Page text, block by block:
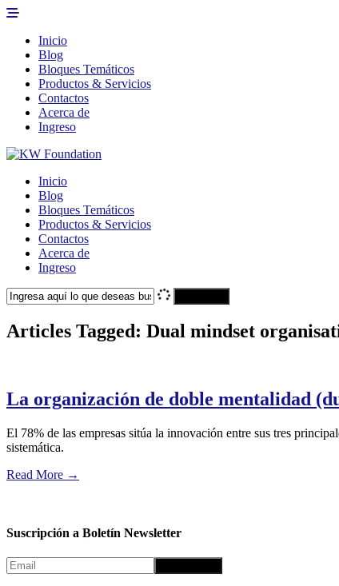
Inicio
Blog
Bloques Temáticos
Productos & Servicios
Contactos
Acerca de
Ingreso
Inicio
Blog
Bloques Temáticos
Productos & Servicios
Contactos
Acerca de
Ingreso
Articles Tagged: Dual mindset
La organización de doble mentalidad
El 78% de las empresas sitúa la innovación entre sus tres
sistemática.
Read More →
Suscripción a Boletín Newsletter